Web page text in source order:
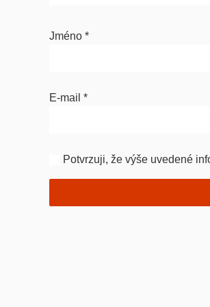
Jméno *
E-mail *
Potvrzuji, že výše uvedené